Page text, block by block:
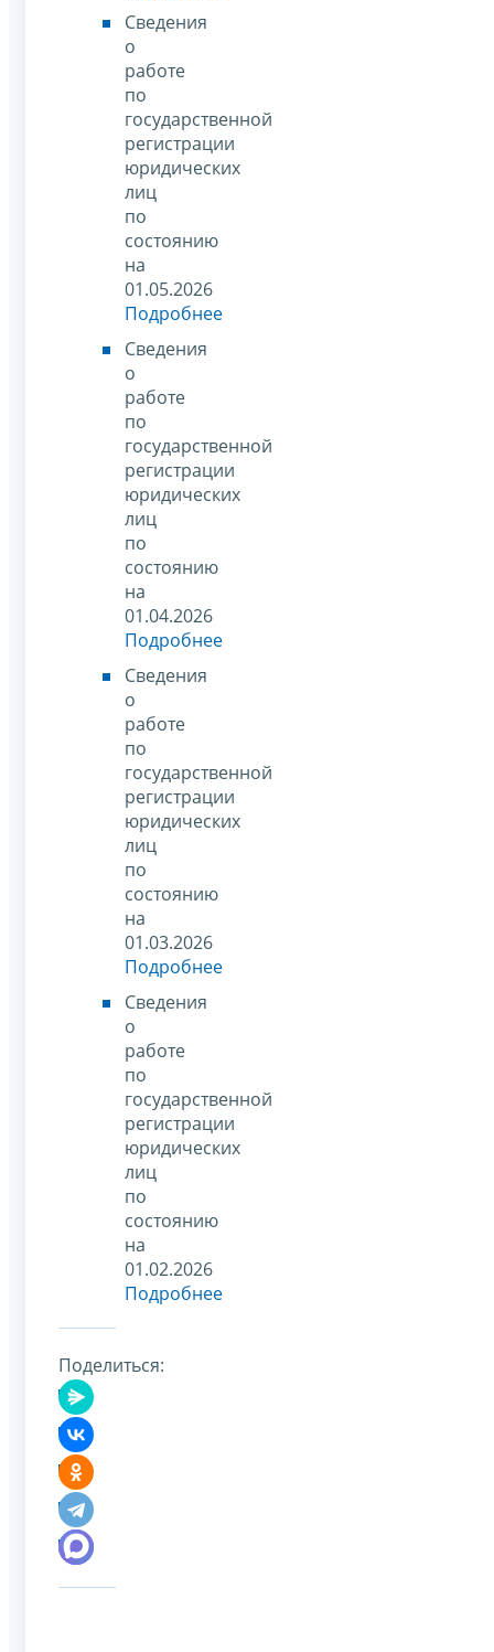
Сведения
о
работе
по
государственной
регистрации
юридических
лиц
по
состоянию
на
01.05.2026
Подробнее
Сведения
о
работе
по
государственной
регистрации
юридических
лиц
по
состоянию
на
01.04.2026
Подробнее
Сведения
о
работе
по
государственной
регистрации
юридических
лиц
по
состоянию
на
01.03.2026
Подробнее
Сведения
о
работе
по
государственной
регистрации
юридических
лиц
по
состоянию
на
01.02.2026
Подробнее
Поделиться: